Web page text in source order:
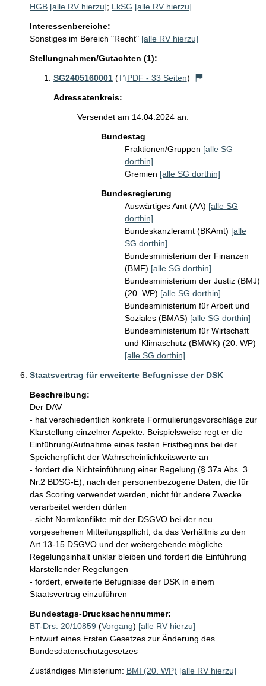
HGB [alle RV hierzu]; LkSG [alle RV hierzu]
Interessenbereiche:
Sonstiges im Bereich "Recht" [alle RV hierzu]
Stellungnahmen/Gutachten (1):
SG2405160001 ( PDF - 33 Seiten)
Adressatenkreis:
Versendet am 14.04.2024 an:
Bundestag
Fraktionen/Gruppen [alle SG
dorthin]
Gremien [alle SG dorthin]
Bundesregierung
Auswärtiges Amt (AA) [alle SG
dorthin]
Bundeskanzleramt (BKAmt) [alle
SG dorthin]
Bundesministerium der Finanzen
(BMF) [alle SG dorthin]
Bundesministerium der Justiz (BMJ)
(20. WP) [alle SG dorthin]
Bundesministerium für Arbeit und
Soziales (BMAS) [alle SG dorthin]
Bundesministerium für Wirtschaft
und Klimaschutz (BMWK) (20. WP)
[alle SG dorthin]
Staatsvertrag für erweiterte Befugnisse der DSK
Beschreibung:
Der DAV
- hat verschiedentlich konkrete Formulierungsvorschläge zur
Klarstellung einzelner Aspekte. Beispielsweise regt er die
Einführung/Aufnahme eines festen Fristbeginns bei der
Speicherpflicht der Wahrscheinlichkeitswerte an
- fordert die Nichteinführung einer Regelung (§ 37a Abs. 3
Nr.2 BDSG-E), nach der personenbezogene Daten, die für
das Scoring verwendet werden, nicht für andere Zwecke
verarbeitet werden dürfen
- sieht Normkonflikte mit der DSGVO bei der neu
vorgesehenen Mitteilungspflicht, da das Verhältnis zu den
Art.13-15 DSGVO und der weitergehende mögliche
Regelungsinhalt unklar bleiben und fordert die Einführung
klarstellender Regelungen
- fordert, erweiterte Befugnisse der DSK in einem
Staatsvertrag einzuführen
Bundestags-Drucksachennummer:
BT-Drs. 20/10859 (Vorgang) [alle RV hierzu]
Entwurf eines Ersten Gesetzes zur Änderung des
Bundesdatenschutzgesetzes
Zuständiges Ministerium: BMI (20. WP) [alle RV hierzu]